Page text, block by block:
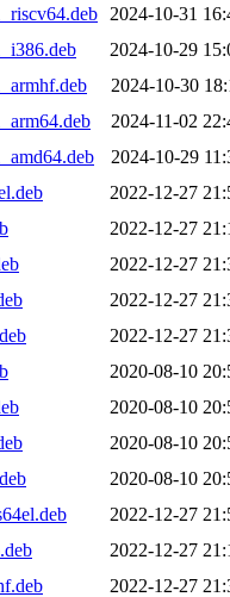
2024-10-31
2024-10-29
2024-10-30
2024-11-02
2024-10-29
2022-12-27
2022-12-27
2022-12-27
2022-12-27
2022-12-27
2020-08-10
2020-08-10
2020-08-10
2020-08-10
2022-12-27
2022-12-27
2022-12-27